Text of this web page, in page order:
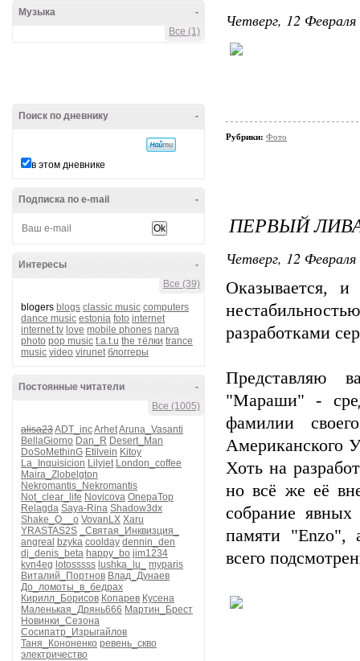
-
Музыка
Все (1)
-
Поиск по дневнику
в этом дневнике
-
Подписка по e-mail
-
Интересы
Все (39)
blogers blogs classic music computers
dance music estonia foto internet
internet tv love mobile phones narva
photo pop music t.a.t.u the тёлки trance
music video virunet блоггеры
-
Постоянные читатели
Все (1005)
alisa23ADT_incArhetAruna_Vasanti
BellaGiorno Dan_R Desert_Man
DoSoMethinG Etilvein Kitoy
La_Inquisicion Lilyjet London_coffee
Maira_Zlobelgton
Nekromantis_Nekromantis
Not_clear_life Novicova OnepaTop
Relagda Saya-Rina Shadow3dx
Shake_O__o VovanLX Xaru
YRASTAS2S
_Святая_Инквизция_
angreal bzyka coolday dennin_den
dj_denis_beta happy_bo jim1234
kvn4eg lotosssss lushka_lu_
myparis
Виталий_Портнов Влад_Дунаев
До_ломоты_в_бедрах
Кирилл_Борисов Копарев Кусена
Маленькая_Дрянь666 Мартин_Брест
Новинки_Сезона
Сосипатр_Изрыгайлов
Таня_Кононенко ревень_скво
электричество
Четверг, 12
Рубрики: Фото
ПЕРВЫЙ
Четверг, 12
Оказывается, и
разработками
Представляю
"Мараши" -
фамилии
Американского
Хоть на
но всё же её
собрание
памяти "Enzo",
всего